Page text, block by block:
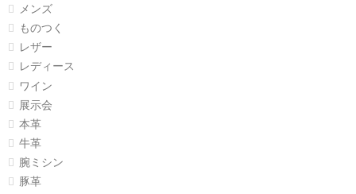
メンズ
ものつく
レザー
レディース
ワイン
展示会
本革
牛革
腕ミシン
豚革